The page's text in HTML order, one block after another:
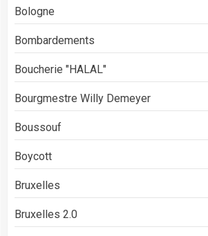
Bologne
Bombardements
Boucherie "HALAL"
Bourgmestre Willy Demeyer
Boussouf
Boycott
Bruxelles
Bruxelles 2.0